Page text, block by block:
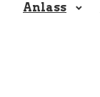
Anlass